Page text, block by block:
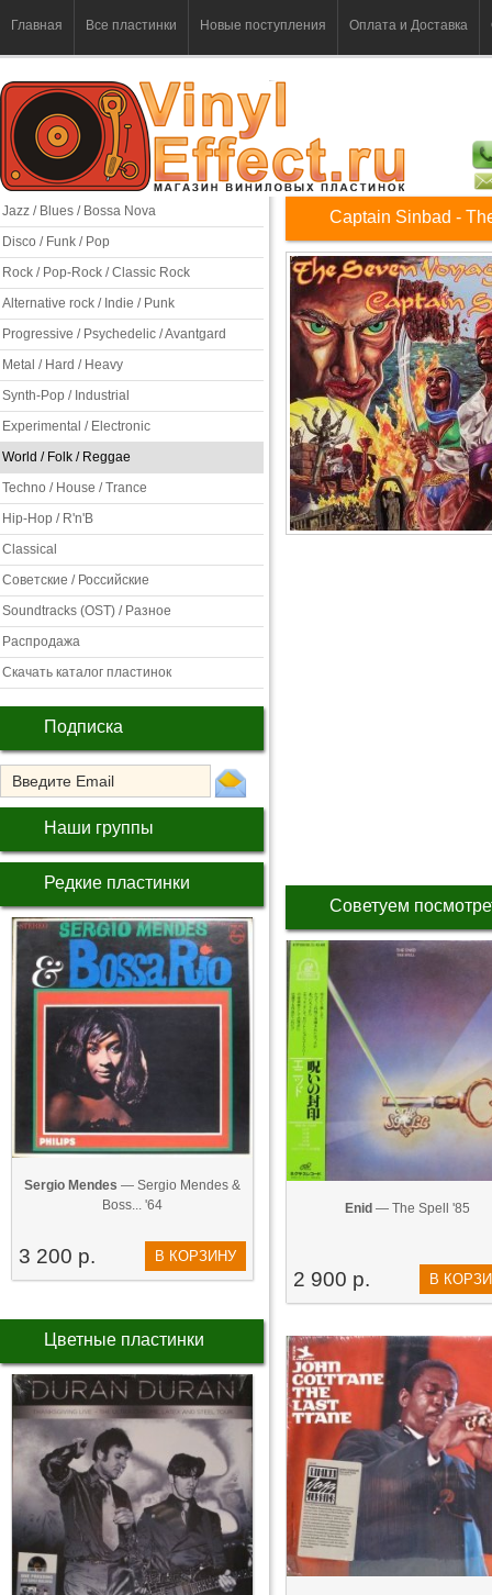
Главная Все пластинки Новые поступления Оплата и Доставка
Jazz / Blues / Bossa Nova
Disco / Funk / Pop
Rock / Pop-Rock / Classic Rock
Alternative rock / Indie / Punk
Progressive / Psychedelic / Avantgard
Metal / Hard / Heavy
Synth-Pop / Industrial
Experimental / Electronic
World / Folk / Reggae
Techno / House / Trance
Hip-Hop / R'n'B
Classical
Советские / Российские
Soundtracks (OST) / Разное
Распродажа
Скачать каталог пластинок
Подписка
Наши группы
Редкие пластинки
Sergio Mendes — Sergio Mendes &
Boss... '64
3 200 р. В КОРЗИНУ
Цветные пластинки
Captain Sinbad -
Советуем
Enid — The Spell '85
2 900 р. В